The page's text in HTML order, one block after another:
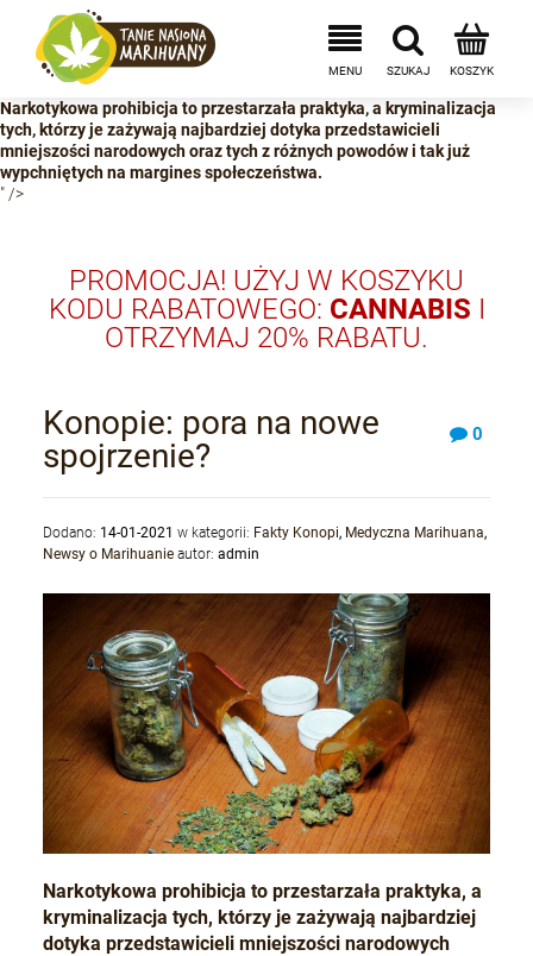
Narkotykowa prohibicja to przestarzała praktyka, a kryminalizacja
tych, którzy je zażywają najbardziej dotyka przedstawicieli
mniejszości narodowych oraz tych z różnych powodów i tak już
wypchniętych na margines społeczeństwa.
" />
PROMOCJA! UŻYJ W KOSZYKU
KODU RABATOWEGO: CANNABIS I
OTRZYMAJ 20% RABATU.
Konopie: pora na nowe
spojrzenie?
0
Dodano: 14-01-2021 w kategorii: Fakty Konopi, Medyczna Marihuana,
Newsy o Marihuanie autor:admin
Narkotykowa prohibicja to przestarzała praktyka, a
kryminalizacja tych, którzy je zażywają najbardziej
dotyka przedstawicieli mniejszości narodowych